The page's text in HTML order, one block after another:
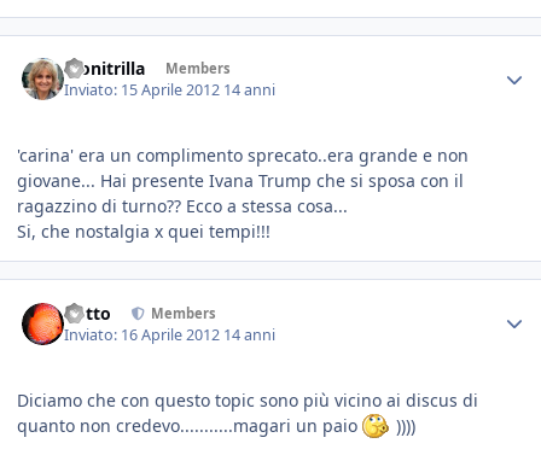
Monitrilla Members
Inviato: 15 Aprile 2012 14 anni
'carina' era un complimento sprecato..era grande e non
giovane... Hai presente Ivana Trump che si sposa con il
ragazzino di turno?? Ecco a stessa cosa...
Si, che nostalgia x quei tempi!!!
dotto Members
Inviato: 16 Aprile 2012 14 anni
Diciamo che con questo topic sono più vicino ai discus di
quanto non credevo...........magari un paio
))))